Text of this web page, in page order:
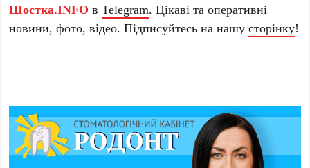
Шостка.INFO вTelegram. Цікаві та оперативні
новини, фото, відео. Підписуйтесь на нашусторінку!